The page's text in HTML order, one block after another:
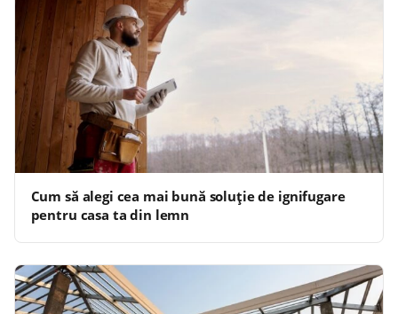
Cum să alegi cea mai bună soluție de ignifugare
pentru casa ta din lemn